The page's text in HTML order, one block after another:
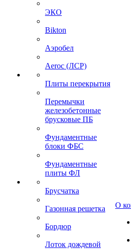
ЭКО
Bikton
Аэробел
Aeroc (ЛСР)
Плиты перекрытия
Перемычки
железобетонные
брусковые ПБ
Фундаментные
блоки ФБС
Фундаментные
плиты ФЛ
Брусчатка
Газонная решетка
Бордюр
Лоток дождевой
О